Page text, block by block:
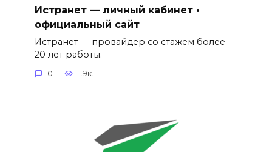
Истранет — личный кабинет •
официальный сайт
Истранет — провайдер со стажем более
20 лет работы.
0 1.9к.